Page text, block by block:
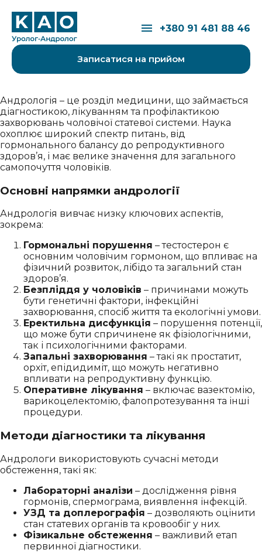
+380 91 481 88 46
Записатися на прийом
Відкрити меню
Андрологія – це розділ медицини, що займається
діагностикою, лікуванням та профілактикою
захворювань чоловічої статевої системи. Наука
охоплює широкий спектр питань, від
гормонального балансу до репродуктивного
здоров’я, і має велике значення для загального
самопочуття чоловіків.
Основні напрямки андрології
Андрологія вивчає низку ключових аспектів,
зокрема:
Гормональні порушення – тестостерон є
основним чоловічим гормоном, що впливає на
фізичний розвиток, лібідо та загальний стан
здоров’я.
Безпліддя у чоловіків – причинами можуть
бути генетичні фактори, інфекційні
захворювання, спосіб життя та екологічні умови.
Еректильна дисфункція – порушення потенції,
що може бути спричинене як фізіологічними,
так і психологічними факторами.
Запальні захворювання – такі як простатит,
орхіт, епідидиміт, що можуть негативно
впливати на репродуктивну функцію.
Оперативне лікування – включає вазектомію,
варикоцелектомію, фалопротезування та інші
процедури.
Методи діагностики та лікування
Андрологи використовують сучасні методи
обстеження, такі як:
Лабораторні аналізи – дослідження рівня
гормонів, спермограма, виявлення інфекцій.
УЗД та доплерографія – дозволяють оцінити
стан статевих органів та кровообіг у них.
Фізикальне обстеження – важливий етап
первинної діагностики.